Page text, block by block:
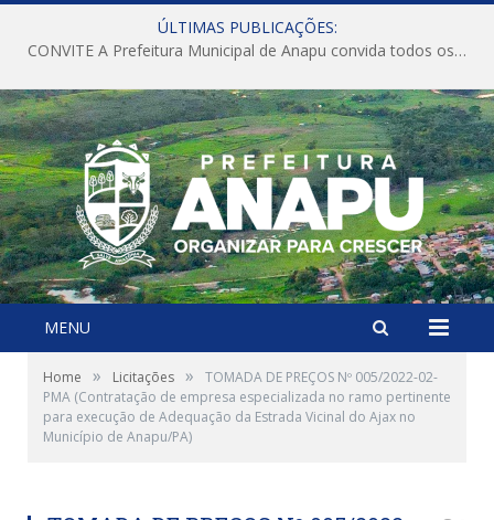
ÚLTIMAS PUBLICAÇÕES:
CONVITE A Prefeitura Municipal de Anapu convida todos os servidores públicos municipais para participarem da Audiência Pública de discussão da Lei de Diretrizes Orçamentárias (LDO), importante instrumento de planejamento das ações e investimentos da Administração Pública para o próximo exercício financeiro.
MENU
Home » Licitações »
TOMADA DE PREÇOS Nº 005/2022-02-
PMA (Contratação de empresa especializada no ramo pertinente
para execução de Adequação da Estrada Vicinal do Ajax no
Município de Anapu/PA)